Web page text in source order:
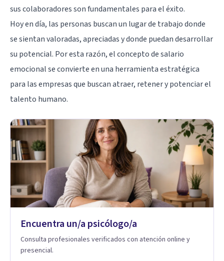
sus colaboradores son fundamentales para el éxito.
Hoy en día, las personas buscan un lugar de trabajo donde
se sientan valoradas, apreciadas y donde puedan desarrollar
su potencial. Por esta razón, el concepto de salario
emocional se convierte en una herramienta estratégica
para las empresas que buscan atraer, retener y potenciar el
talento humano.
Encuentra un/a psicólogo/a
Consulta profesionales verificados con atención online y
presencial.